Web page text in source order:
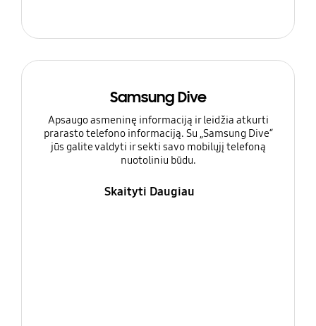
Samsung Dive
Apsaugo asmeninę informaciją ir leidžia atkurti
prarasto telefono informaciją. Su „Samsung Dive“
jūs galite valdyti ir sekti savo mobilųjį telefoną
nuotoliniu būdu.
Skaityti Daugiau